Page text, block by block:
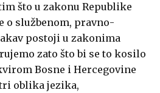
što u zakonu Republike
o službenom, pravno-
postoji u zakonima
zato što bi se to kosilo
Bosne i Hercegovine
oblika jezika,